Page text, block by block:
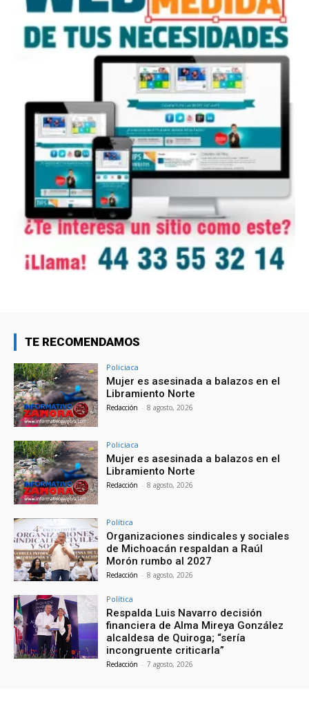
TE RECOMENDAMOS
Policiaca
Mujer es asesinada a balazos en el
Libramiento Norte
Redacción - 8 agosto, 2026
Policiaca
Mujer es asesinada a balazos en el
Libramiento Norte
Redacción - 8 agosto, 2026
Política
Organizaciones sindicales y sociales
de Michoacán respaldan a Raúl
Morón rumbo al 2027
Redacción - 8 agosto, 2026
Política
Respalda Luis Navarro decisión
financiera de Alma Mireya González
alcaldesa de Quiroga; “sería
incongruente criticarla”
Redacción - 7 agosto, 2026